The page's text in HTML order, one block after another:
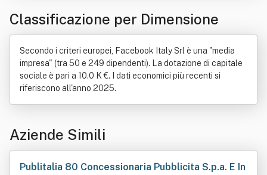
Classificazione per Dimensione
Secondo i criteri europei, Facebook Italy Srl è una "media
impresa" (tra 50 e 249 dipendenti). La dotazione di capitale
sociale è pari a 10.0 K €. I dati economici più recenti si
riferiscono all'anno 2025.
Aziende Simili
Publitalia 80 Concessionaria Pubblicita S.p.a. E In